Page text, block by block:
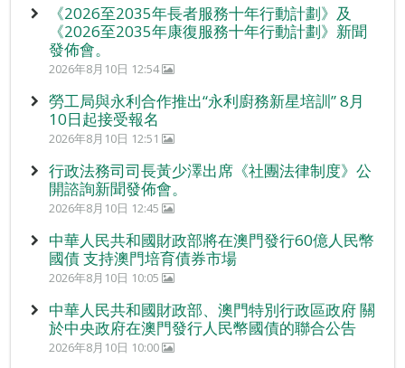
《2026至2035年長者服務十年行動計劃》及
《2026至2035年康復服務十年行動計劃》新聞
發佈會。
2026年8月10日 12:54
勞工局與永利合作推出“永利廚務新星培訓” 8月
10日起接受報名
2026年8月10日 12:51
行政法務司司長黃少澤出席《社團法律制度》公
開諮詢新聞發佈會。
2026年8月10日 12:45
中華人民共和國財政部將在澳門發行60億人民幣
國債 支持澳門培育債券市場
2026年8月10日 10:05
中華人民共和國財政部、澳門特別行政區政府 關
於中央政府在澳門發行人民幣國債的聯合公告
2026年8月10日 10:00